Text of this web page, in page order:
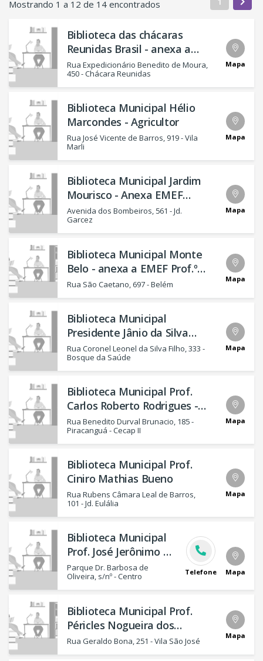
Mostrando 1 a 12 de 14 encontrados
Biblioteca das chácaras
Reunidas Brasil - anexa a
EMEIF Prof.ª Marisa Lapido
Barbosa
Rua Expedicionário Benedito de Moura,
450 - Chácara Reunidas
Mapa
Biblioteca Municipal Hélio
Marcondes - Agricultor
Rua José Vicente de Barros, 919 - Vila
Marli
Mapa
Biblioteca Municipal Jardim
Mourisco - Anexa EMEF
Prof. Claudio César
Guilherme de Toledo
Avenida dos Bombeiros, 561 - Jd.
Garcez
Mapa
Biblioteca Municipal Monte
Belo - anexa a EMEF Prof.º
Luiz Ribeiro Muniz
Rua São Caetano, 697 - Belém
Mapa
Biblioteca Municipal
Presidente Jânio da Silva
Quadros
Rua Coronel Leonel da Silva Filho, 333 -
Bosque da Saúde
Mapa
Biblioteca Municipal Prof.
Carlos Roberto Rodrigues -
anexa a EMEIF Prof.º Guido
José Gomes Miné
Rua Benedito Durval Brunacio, 185 -
Piracanguá - Cecap II
Mapa
Biblioteca Municipal Prof.
Ciniro Mathias Bueno
Rua Rubens Câmara Leal de Barros,
101 - Jd. Eulália
Mapa
Biblioteca Municipal
Prof. José Jerônimo de
Souza Filho
Parque Dr. Barbosa de
Oliveira, s/nº - Centro
Telefone Mapa
Biblioteca Municipal Prof.
Péricles Nogueira dos
Santos - anexa a EMEF Dom
José Antônio do Couto
Rua Geraldo Bona, 251 - Vila São José
Mapa